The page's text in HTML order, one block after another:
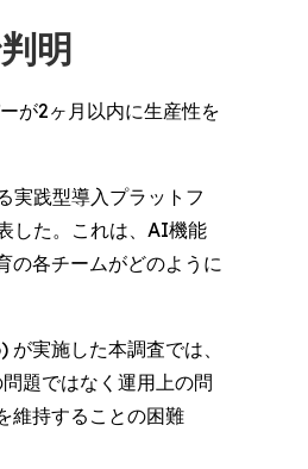
明
が2ヶ月以内に生産性を
実践型導入プラットフ
した。これは、AI機能
の各チームがどのように
実施した本調査では、
題ではなく運用上の問
維持することの困難